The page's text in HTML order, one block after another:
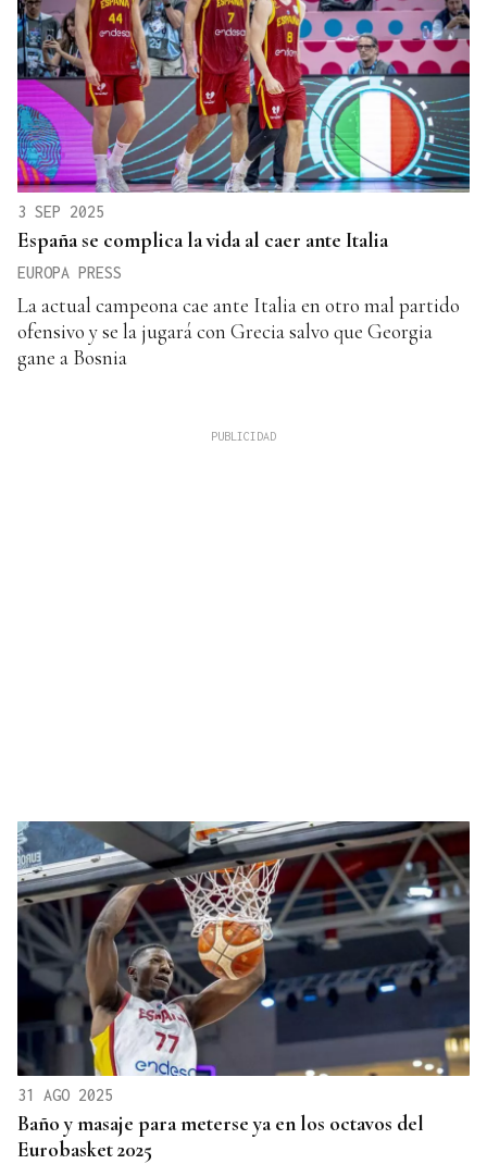
3 SEP 2025
España se complica la vida al caer ante Italia
EUROPA PRESS
La actual campeona cae ante Italia en otro mal partido
ofensivo y se la jugará con Grecia salvo que Georgia
gane a Bosnia
31 AGO 2025
Baño y masaje para meterse ya en los octavos del
Eurobasket 2025